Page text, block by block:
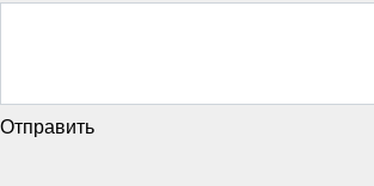
Отправить